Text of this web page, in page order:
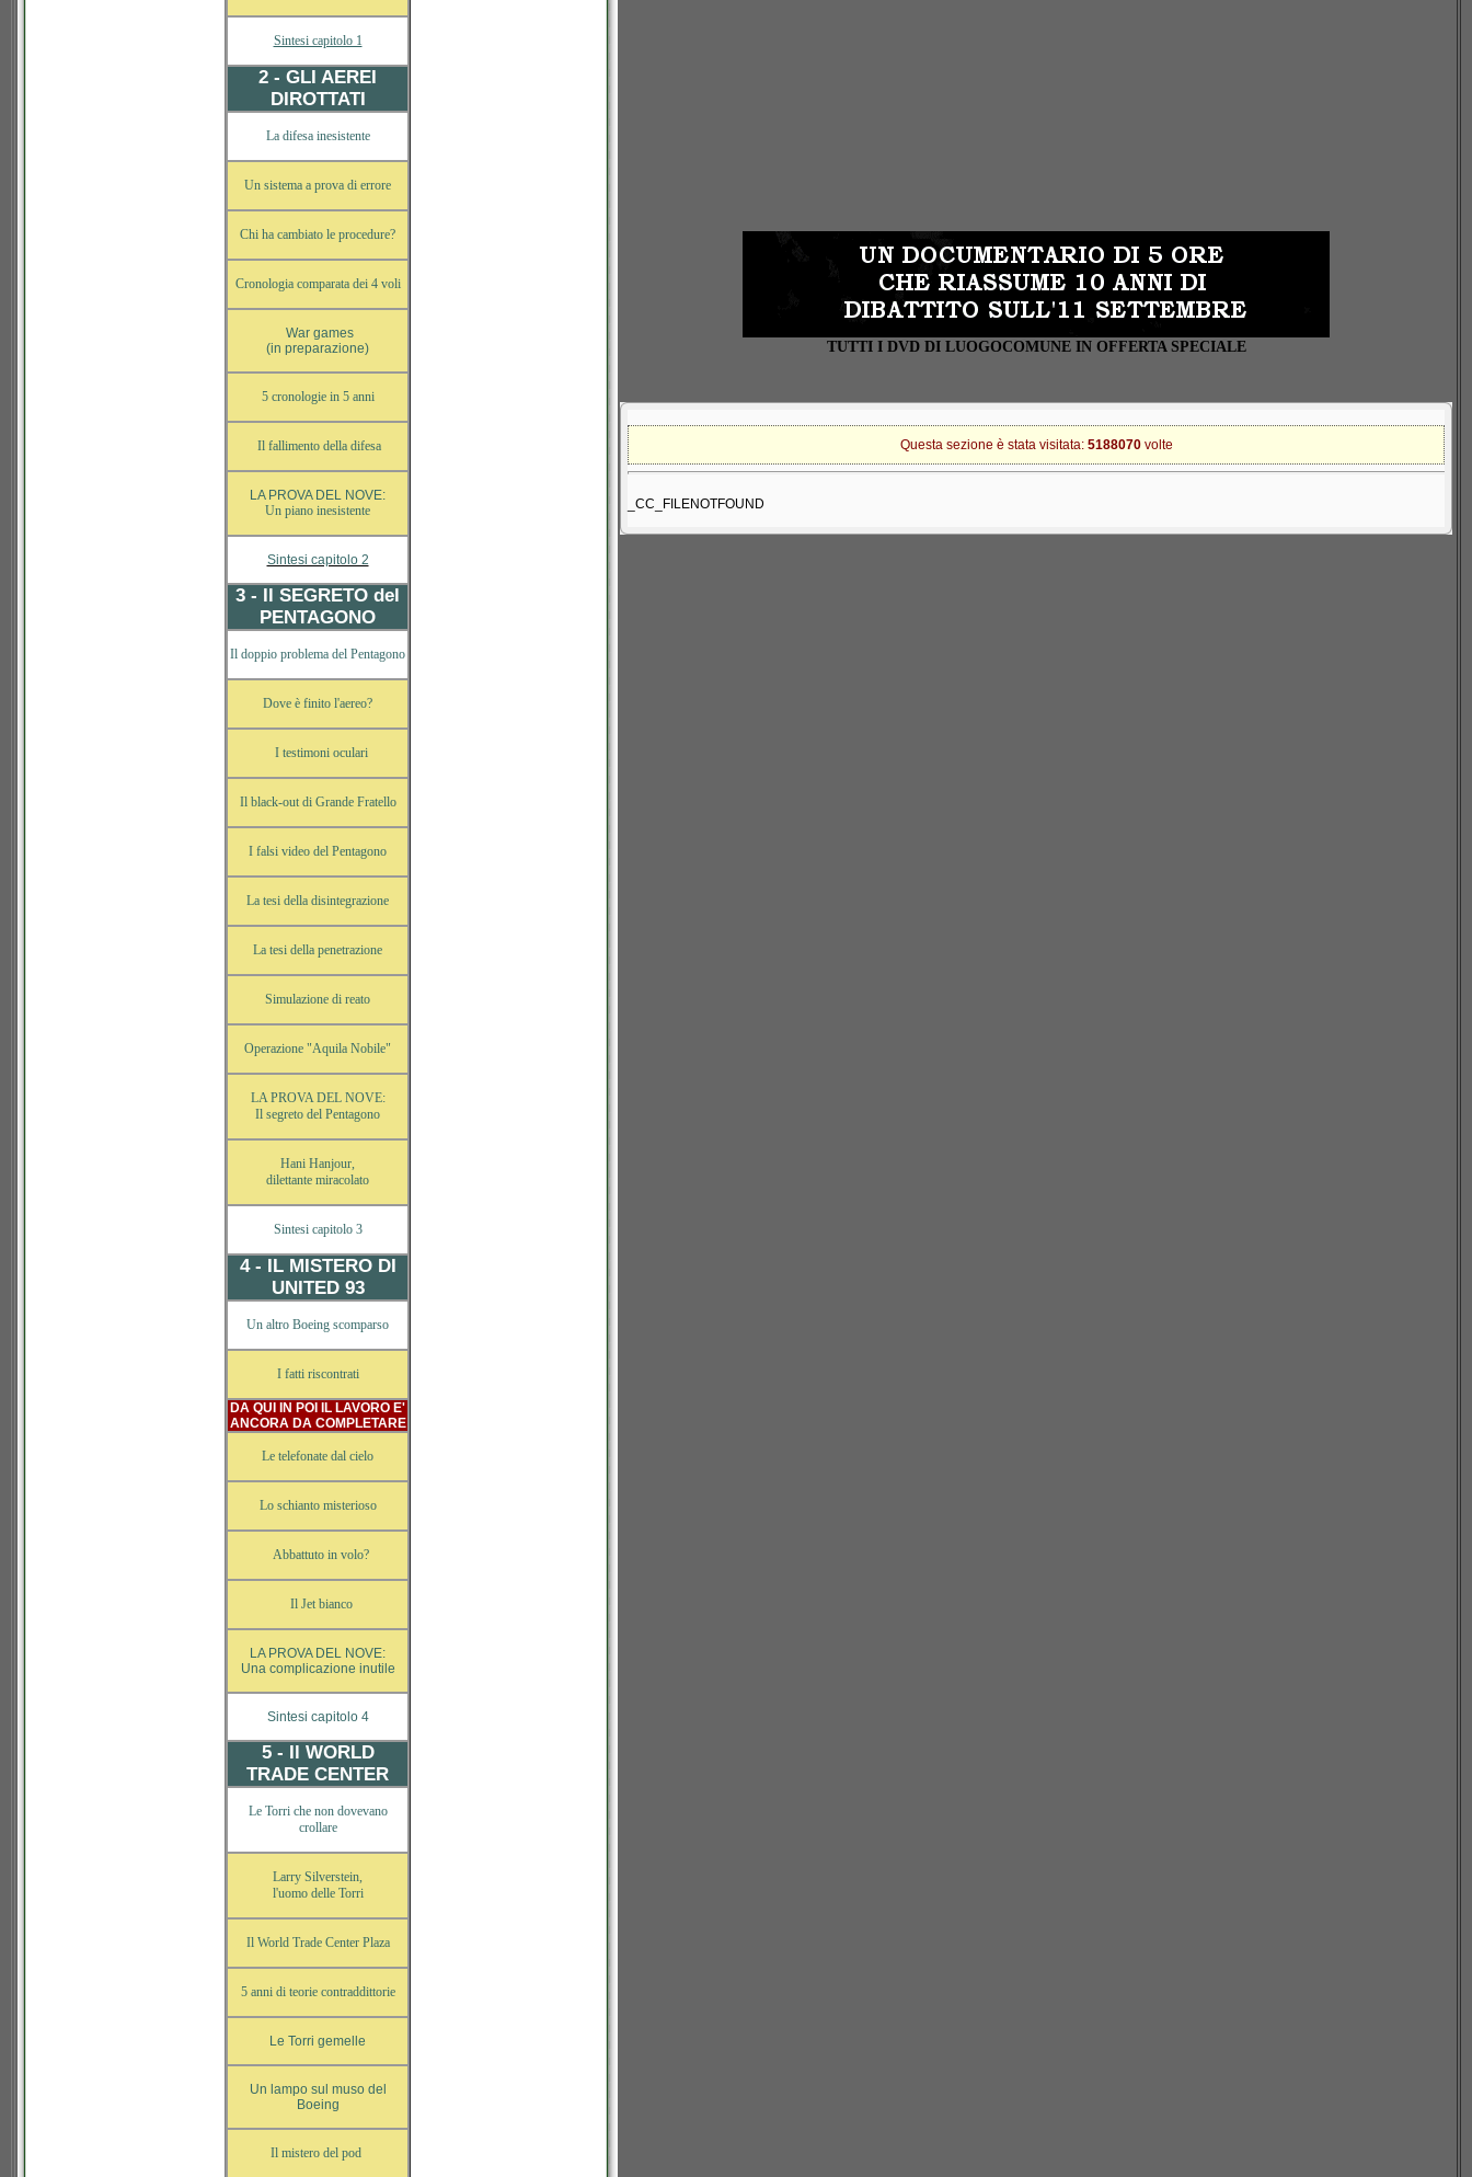
Sintesi capitolo 1
2 - GLI AEREI
DIROTTATI
La difesa inesistente
Un sistema a prova di errore
Chi ha cambiato le procedure?
Cronologia comparata dei 4 voli
War games
(in preparazione)
5 cronologie in 5 anni
Il fallimento della difesa
LA PROVA DEL NOVE:
Un piano inesistente
Sintesi capitolo 2
3 - Il SEGRETO del
PENTAGONO
Il doppio problema del Pentagono
Dove è finito l'aereo?
I testimoni oculari
Il black-out di Grande Fratello
I falsi video del Pentagono
La tesi della disintegrazione
La tesi della penetrazione
Simulazione di reato
Operazione "Aquila Nobile"
LA PROVA DEL NOVE:
Il segreto del Pentagono
Hani Hanjour,
dilettante miracolato
Sintesi capitolo 3
4 - IL MISTERO DI
UNITED 93
Un altro Boeing scomparso
I fatti riscontrati
DA QUI IN POI IL LAVORO E'
ANCORA DA COMPLETARE
Le telefonate dal cielo
Lo schianto misterioso
Abbattuto in volo?
Il Jet bianco
LA PROVA DEL NOVE:
Una complicazione inutile
Sintesi capitolo 4
5 - Il WORLD
TRADE CENTER
Le Torri che non dovevano
crollare
Larry Silverstein,
l'uomo delle Torri
Il World Trade Center Plaza
5 anni di teorie contraddittorie
Le Torri gemelle
Un lampo sul muso del
Boeing
Il mistero del pod
TUTTI I DVD DI LUOGOCOMUNE IN OFFERTA SPECIALE
Questa sezione è stata visitata:5188070volte
_CC_FILENOTFOUND